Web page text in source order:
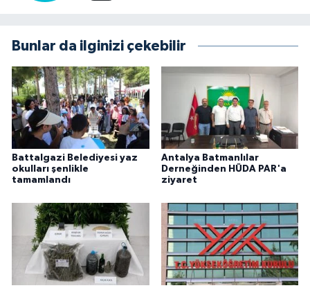
Bunlar da ilginizi çekebilir
Battalgazi Belediyesi yaz
okulları şenlikle
tamamlandı
Antalya Batmanlılar
Derneğinden HÜDA PAR'a
ziyaret